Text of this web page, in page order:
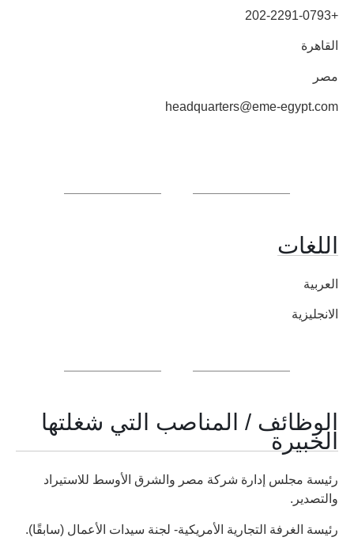
+202-2291-0793
القاهرة
مصر
headquarters@eme-egypt.com
اللغات
العربية
الانجليزية
الوظائف / المناصب التي شغلتها
الخبيرة
رئيسة مجلس إدارة شركة مصر والشرق الأوسط للاستيراد
والتصدير.
رئيسة الغرفة التجارية الأمريكية- لجنة سيدات الأعمال (سابقًا).